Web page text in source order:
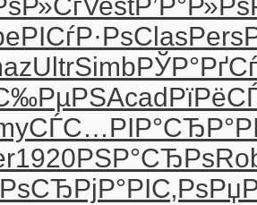
VestР’Р°Р»Рѕ
РІСѓР·РѕClasPers
UltrSimbРЎР°РґСѓ
Acad
СЃС…РІР°
1920РЅР°СЂРѕ
Р°РІС‚Рѕ